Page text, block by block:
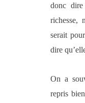
donc
richesse,
serait
dire
On a
repris